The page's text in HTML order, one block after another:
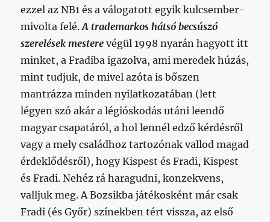
ezzel az NB1 és a válogatott egyik kulcsember-
mivolta felé.A trademarkos hátsó becsúszó
szerelések mesterevégül 1998 nyarán hagyott itt
minket, a Fradiba igazolva, ami meredek húzás,
mint tudjuk, de mivel azóta is bőszen
mantrázza minden nyilatkozatában (lett
légyen szó akár a légióskodás utáni leendő
magyar csapatáról, a hol lennél edző kérdésről
vagy a mely családhoz tartozónak vallod magad
érdeklődésről), hogy Kispest és Fradi, Kispest
és Fradi. Nehéz rá haragudni, konzekvens,
valljuk meg. A Bozsikba játékosként már csak
Fradi (és Győr) színekben tért vissza, az első